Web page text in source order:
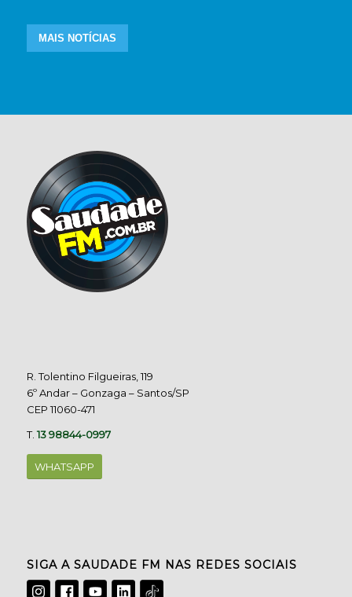
MAIS NOTÍCIAS
R. Tolentino Filgueiras, 119
6º Andar – Gonzaga – Santos/SP
CEP 11060-471
T.13 98844-0997
WHATSAPP
SIGA A SAUDADE FM NAS REDES SOCIAIS